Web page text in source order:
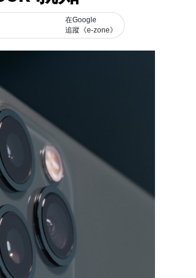
在Google
追蹤《e-zone》